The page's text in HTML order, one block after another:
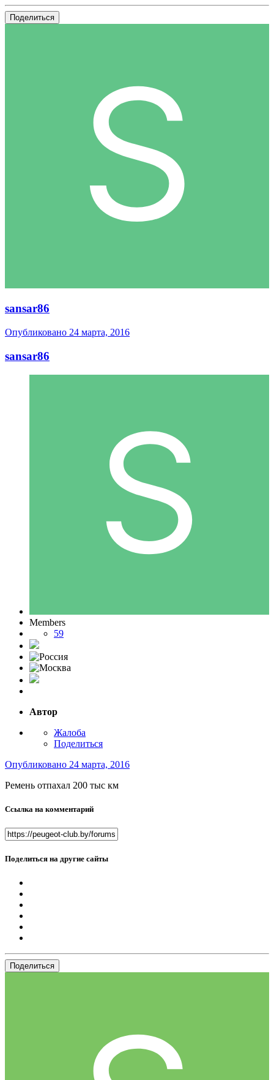
Поделиться
sansar86
Опубликовано 24 марта, 2016
sansar86
Members
59
Автор
Жалоба
Поделиться
Опубликовано 24 марта, 2016
Ремень отпахал 200 тыс км
Ссылка на комментарий
Поделиться на другие сайты
Поделиться